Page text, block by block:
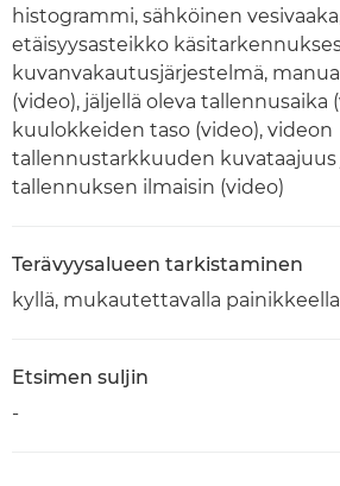
histogrammi, sähköinen
etäisyysasteikko
kuvanvakautusjärjestelmä,
(video), jäljellä oleva tallennusaika
kuulokkeiden taso (video), videon
tallennustarkkuuden kuvataajuus
tallennuksen ilmaisin (video)
Terävyysalueen tarkistaminen
kyllä, mukautettavalla painikkeella
Etsimen suljin
-